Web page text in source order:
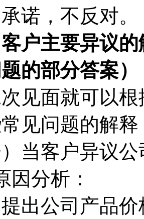
诺，不反对。
主要异议的
的部分答案）
面就可以根
见问题的解释
客户异议公
分析：
公司产品价